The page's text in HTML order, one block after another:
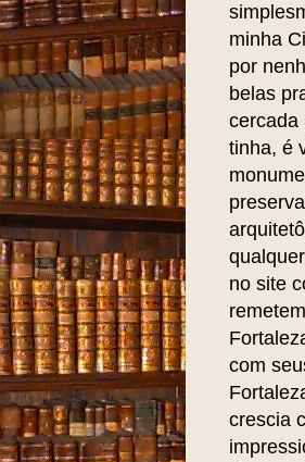
minha
por
belas
cercada
tinha, é
no site
com
crescia